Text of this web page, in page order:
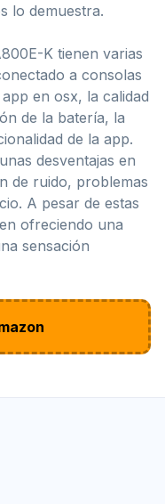
lo demuestra.
K tienen varias
a consolas
en osx, la calidad
de la batería, la
de la app.
desventajas en
de ruido, problemas
A pesar de estas
ofreciendo una
sensación